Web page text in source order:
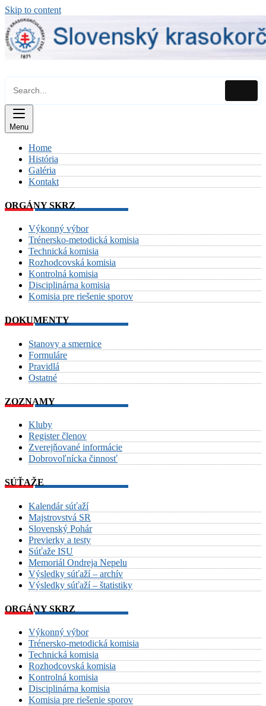
Skip to content
Menu
Home
História
Galéria
Kontakt
ORGÁNY SKRZ
Výkonný výbor
Trénersko-metodická komisia
Technická komisia
Rozhodcovská komisia
Kontrolná komisia
Disciplinárna komisia
Komisia pre riešenie sporov
DOKUMENTY
Stanovy a smernice
Formuláre
Pravidlá
Ostatné
ZOZNAMY
Kluby
Register členov
Zverejňované informácie
Dobrovoľnícka činnosť
SÚŤAŽE
Kalendár súťaží
Majstrovstvá SR
Slovenský Pohár
Previerky a testy
Súťaže ISU
Memoriál Ondreja Nepelu
Výsledky súťaží – archív
Výsledky súťaží – štatistiky
ORGÁNY SKRZ
Výkonný výbor
Trénersko-metodická komisia
Technická komisia
Rozhodcovská komisia
Kontrolná komisia
Disciplinárna komisia
Komisia pre riešenie sporov